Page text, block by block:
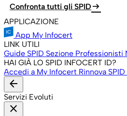
Confronta tutti gli SPID arrow_right_alt
APPLICAZIONE
App My Infocert
LINK UTILI
Guide SPID Sezione Professionisti
HAI GIÀ LO SPID INFOCERT ID?
Accedi a My Infocert Rinnova
arrow_back
Servizi Evoluti
close